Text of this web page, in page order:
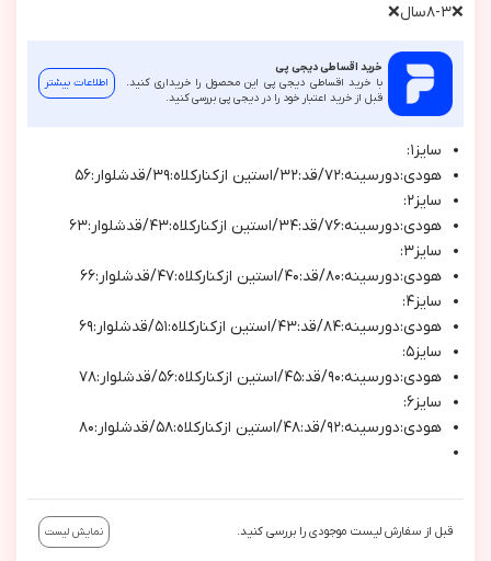
❌٣-٨سال❌
خرید اقساطی دیجی پی
با خرید اقساطی دیجی پی این محصول را خریداری کنید.
قبل از خرید اعتبار خود را در دیجی پی بررسی کنید.
اطلاعات بیشتر
سايز١:
هودي:دورسينه:٧٢/قد:٣٢/استين ازكناركلاه:٣٩/قدشلوار:٥٦
سايز٢:
هودي:دورسينه:٧٦/قد:٣٤/استين ازكناركلاه:٤٣/قدشلوار:٦٣
سايز٣:
هودي:دورسينه:٨٠/قد:٤٠/استين ازكناركلاه:٤٧/قدشلوار:٦٦
سايز٤:
هودي:دورسينه:٨٤/قد:٤٣/استين ازكناركلاه:٥١/قدشلوار:٦٩
سايز٥:
هودي:دورسينه:٩٠/قد:٤٥/استين ازكناركلاه:٥٦/قدشلوار:٧٨
سايز٦:
هودي:دورسينه:٩٢/قد:٤٨/استين ازكناركلاه:٥٨/قدشلوار:٨٠
قبل از سفارش لیست موجودی را بررسی کنید. نمایش لیست